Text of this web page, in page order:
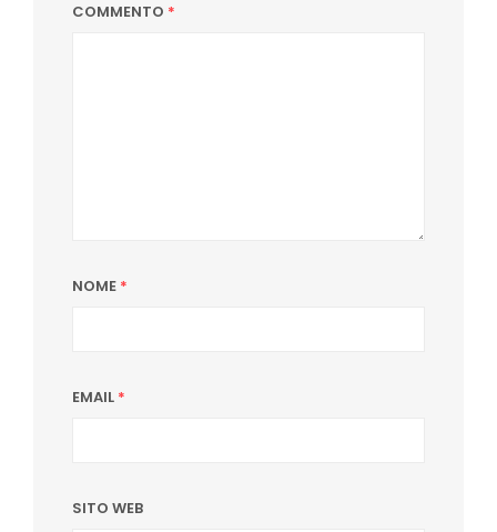
COMMENTO *
NOME *
EMAIL *
SITO WEB